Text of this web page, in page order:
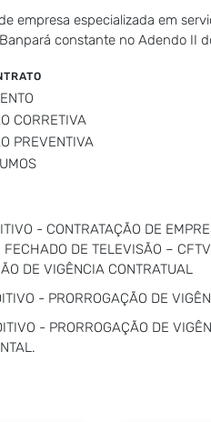
empresa especializada em
constante no Adendo II
CORRETIVA
PREVENTIVA
- CONTRATAÇÃO DE
FECHADO DE TELEVISÃO –
DE VIGÊNCIA CONTRATUAL
- PRORROGAÇÃO DE
- PRORROGAÇÃO DE